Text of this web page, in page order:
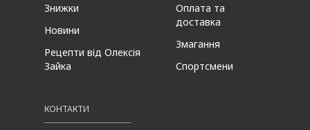
Знижки
Новини
Рецепти від Олексія
Зайка
Оплата та
доставка
Змагання
Спортсмени
КОНТАКТИ